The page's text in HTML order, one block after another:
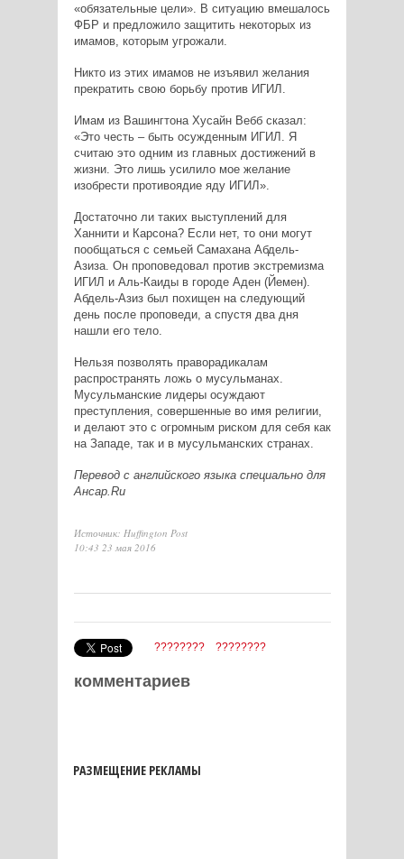
«обязательные цели». В ситуацию вмешалось
ФБР и предложило защитить некоторых из
имамов, которым угрожали.
Никто из этих имамов не изъявил желания
прекратить свою борьбу против ИГИЛ.
Имам из Вашингтона Хусайн Вебб сказал:
«Это честь – быть осужденным ИГИЛ. Я
считаю это одним из главных достижений в
жизни. Это лишь усилило мое желание
изобрести противоядие яду ИГИЛ».
Достаточно ли таких выступлений для
Ханнити и Карсона? Если нет, то они могут
пообщаться с семьей Самахана Абдель-
Азиза. Он проповедовал против экстремизма
ИГИЛ и Аль-Каиды в городе Аден (Йемен).
Абдель-Азиз был похищен на следующий
день после проповеди, а спустя два дня
нашли его тело.
Нельзя позволять праворадикалам
распространять ложь о мусульманах.
Мусульманские лидеры осуждают
преступления, совершенные во имя религии,
и делают это с огромным риском для себя как
на Западе, так и в мусульманских странах.
Перевод с английского языка специально для
Ансар. Ru
Источник: Huffington Post
10:43 23 мая 2016
???????? ????????
комментариев
РАЗМЕЩЕНИЕ РЕКЛАМЫ